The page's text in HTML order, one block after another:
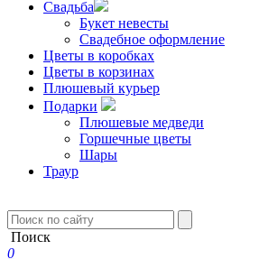
Свадьба
Букет невесты
Свадебное оформление
Цветы в коробках
Цветы в корзинах
Плюшевый курьер
Подарки
Плюшевые медведи
Горшечные цветы
Шары
Траур
Поиск
0